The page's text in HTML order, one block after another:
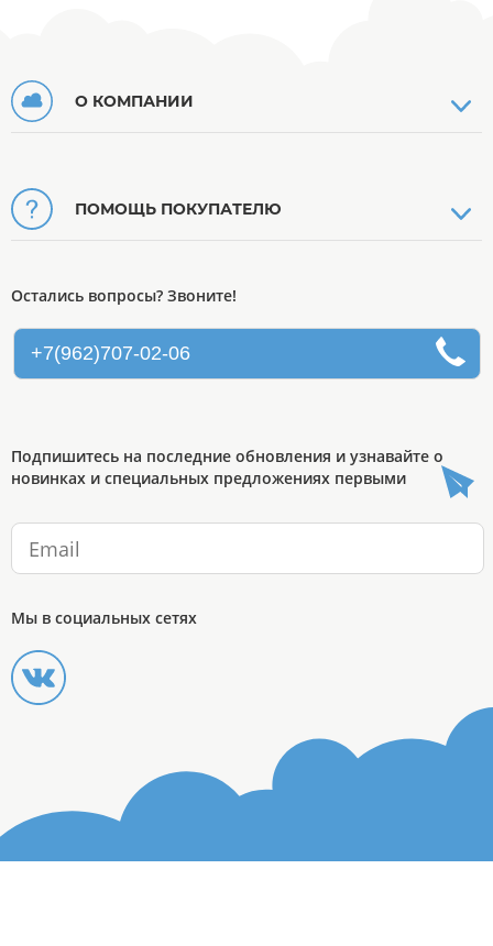
О КОМПАНИИ
ПОМОЩЬ ПОКУПАТЕЛЮ
Остались вопросы? Звоните!
+7(962)707-02-06
Подпишитесь на последние обновления и узнавайте о
новинках и специальных предложениях первыми
Мы в социальных сетях